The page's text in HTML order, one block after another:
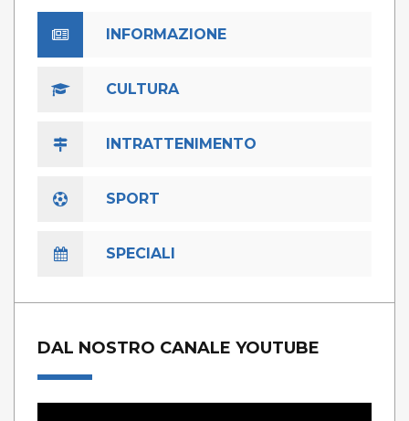
INFORMAZIONE
CULTURA
INTRATTENIMENTO
SPORT
SPECIALI
DAL NOSTRO CANALE YOUTUBE